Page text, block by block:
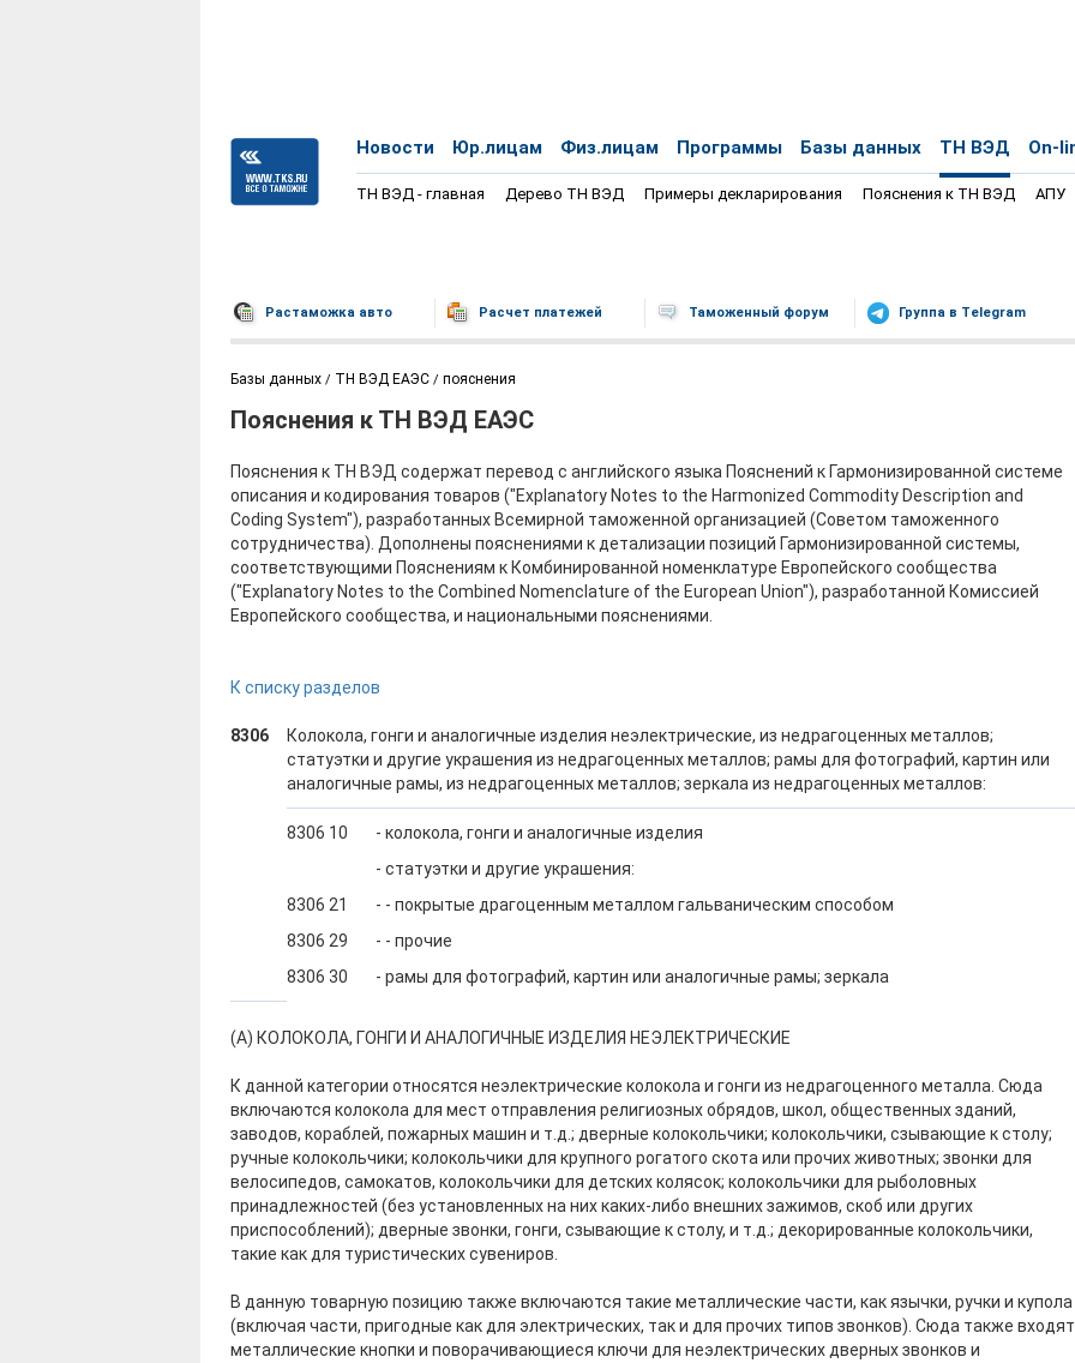
Новости Юр.лицам Физ.лицам Программы Базы данных ТН ВЭД On-
ТН ВЭД - главная Дерево ТН ВЭД Примеры декларирования Пояснения к ТН ВЭД АПУ
Растаможка авто Расчет платежей Таможенный форум Группа в Telegram
Базы данных ТН ВЭД ЕАЭС пояснения
Пояснения к ТН ВЭД ЕАЭС
Пояснения к ТН ВЭД содержат перевод с английского языка Пояснений к Гармонизированной системе
описания и кодирования товаров ("Explanatory Notes to the Harmonized Commodity Description and
Coding System"), разработанных Всемирной таможенной организацией (Советом таможенного
сотрудничества). Дополнены пояснениями к детализации позиций Гармонизированной системы,
соответствующими Пояснениям к Комбинированной номенклатуре Европейского сообщества
("Explanatory Notes to the Combined Nomenclature of the European Union"), разработанной Комиссией
Европейского сообщества, и национальными пояснениями.
К списку разделов
8306
Колокола, гонги и аналогичные изделия неэлектрические, из недрагоценных металлов;
статуэтки и другие украшения из недрагоценных металлов; рамы для фотографий, картин или
аналогичные рамы, из недрагоценных металлов; зеркала из недрагоценных металлов:
8306 10
- колокола, гонги и аналогичные изделия
- статуэтки и другие украшения:
8306 21
- - покрытые драгоценным металлом гальваническим способом
8306 29
- - прочие
8306 30
- рамы для фотографий, картин или аналогичные рамы; зеркала
(А) КОЛОКОЛА, ГОНГИ И АНАЛОГИЧНЫЕ ИЗДЕЛИЯ НЕЭЛЕКТРИЧЕСКИЕ
К данной категории относятся неэлектрические колокола и гонги из недрагоценного металла. Сюда
включаются колокола для мест отправления религиозных обрядов, школ, общественных зданий,
заводов, кораблей, пожарных машин и т.д.; дверные колокольчики; колокольчики, сзывающие к столу;
ручные колокольчики; колокольчики для крупного рогатого скота или прочих животных; звонки для
велосипедов, самокатов, колокольчики для детских колясок; колокольчики для рыболовных
принадлежностей (без установленных на них каких-либо внешних зажимов, скоб или других
приспособлений); дверные звонки, гонги, сзывающие к столу, и т.д.; декорированные колокольчики,
такие как для туристических сувениров.
В данную товарную позицию также включаются такие металлические части, как язычки, ручки и купола
(включая части, пригодные как для электрических, так и для прочих типов звонков). Сюда также входят
металлические кнопки и поворачивающиеся ключи для неэлектрических дверных звонков и